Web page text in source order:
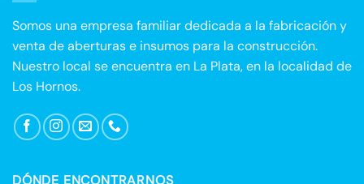
Somos una empresa familiar dedicada a la fabricación y
venta de aberturas e insumos para la construcción.
Nuestro local se encuentra en La Plata, en la localidad de
Los Hornos.
DÓNDE ENCONTRARNOS